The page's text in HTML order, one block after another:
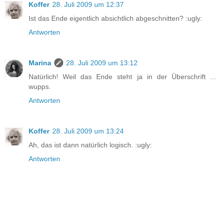
Koffer 28. Juli 2009 um 12:37
Ist das Ende eigentlich absichtlich abgeschnitten? :ugly:
Antworten
Marina
28. Juli 2009 um 13:12
Natürlich! Weil das Ende steht ja in der Überschrift ...
wupps.
Antworten
Koffer 28. Juli 2009 um 13:24
Ah, das ist dann natürlich logisch. :ugly:
Antworten